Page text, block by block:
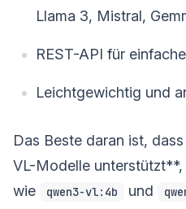
Llama 3, Mistral,
REST-API für
Leichtgewichtig und
Das Beste daran ist,
VL-Modelle
wie
qwen3-vl:4b und